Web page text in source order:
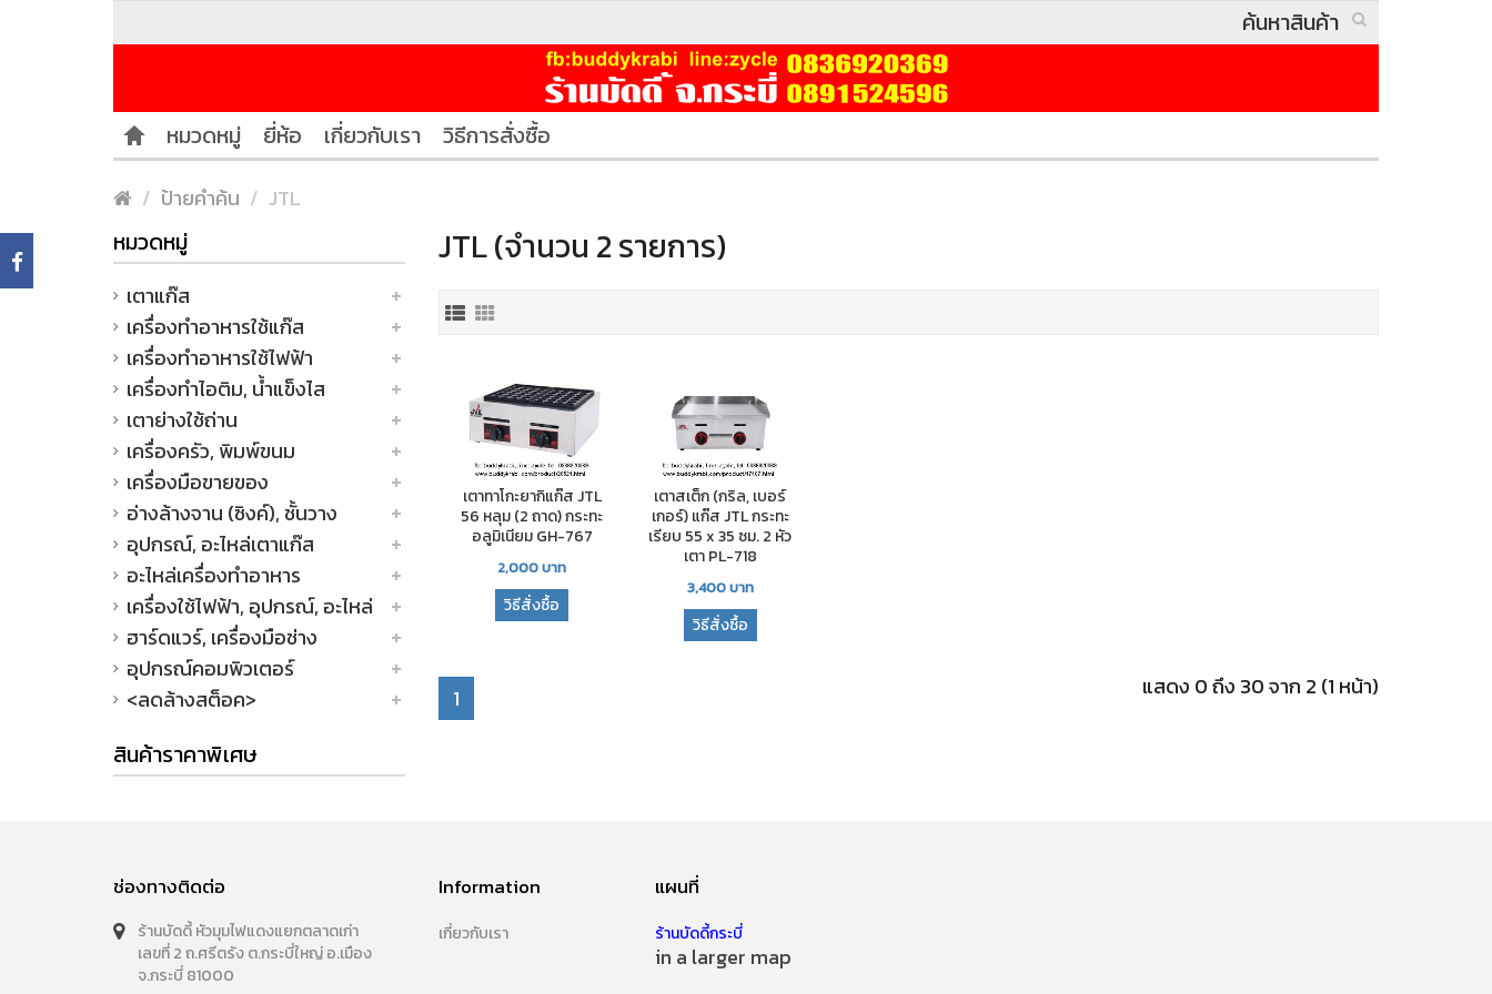
หมวดหมู่ ยี่ห้อ เกี่ยวกับเรา วิธีการสั่งซื้อ
ป้ายคำค้น JTL
หมวดหมู่
เตาแก๊ส
เครื่องทำอาหารใช้แก๊ส
เครื่องทำอาหารใช้ไฟฟ้า
เครื่องทำไอติม, น้ำแข็งไส
เตาย่างใช้ถ่าน
เครื่องครัว, พิมพ์ขนม
เครื่องมือขายของ
อ่างล้างจาน (ซิงค์), ชั้นวาง
อุปกรณ์, อะไหล่เตาแก๊ส
อะไหล่เครื่องทำอาหาร
เครื่องใช้ไฟฟ้า, อุปกรณ์, อะไหล่
ฮาร์ดแวร์, เครื่องมือช่าง
อุปกรณ์คอมพิวเตอร์
<ลดล้างสต็อค>
สินค้าราคาพิเศษ
JTL (จำนวน 2 รายการ)
เตาทาโกะยากิแก๊ส JTL
56 หลุม (2 ถาด) กระทะ
อลูมิเนียม GH-767
2,000บาท
วิธีสั่งซื้อ
เตาสเต็ก (กริล, เบอร์
เกอร์) แก๊ส JTL กระทะ
เรียบ 55 x 35 ซม. 2 หัว
เตา PL-718
3,400บาท
วิธีสั่งซื้อ
1 แสดง 0 ถึง 30 จาก 2 (1 หน้า)
ช่องทางติดต่อ
ร้านบัดดี้ หัวมุมไฟแดงแยกตลาดเก่า
เลขที่ 2 ถ.ศรีตรัง ต.กระบี่ใหญ่ อ.เมือง
จ.กระบี่ 81000
Information
เกี่ยวกับเรา
แผนที่
ร้านบัดดี้กระบี่
in a larger map